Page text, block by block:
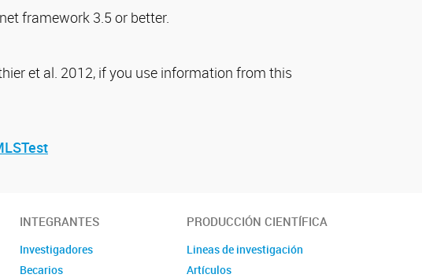
framework 3.5 or better.
et al. 2012, if you use information from this
INTEGRANTES
Investigadores
Becarios
PRODUCCIÓN CIENTÍFICA
Lineas de investigación
Artículos